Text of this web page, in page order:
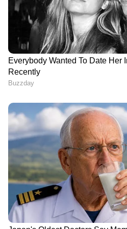
Related Articles
വീണ്ടും പാകിസ്താൻ സൈനിക
ലോക ജനാധിപത്യ
കമ്മ്യൂണിസത്തിന്‍റെ
പ്രതിസന്ധിയും പുതിയ
രാഷ്ട്രീയത്തിന്‍റെ ഉദയവും